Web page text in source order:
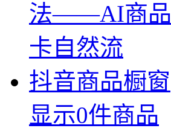
法——AI商品
卡自然流
抖音商品橱窗
显示0件商品